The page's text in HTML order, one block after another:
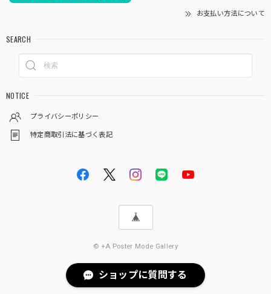
お支払い方法について
SEARCH
NOTICE
プライバシーポリシー
特定商取引法に基づく表記
© +A Poster Mode Gallery
ショップに質問する